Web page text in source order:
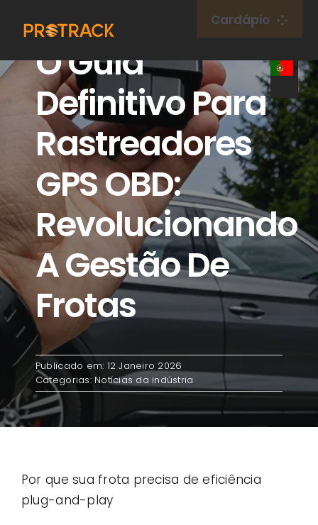
para
conteúdo
Cardápio
Lar
Rastreador GPS
Plataforma GPS
Cartão IoT
cobertura
Sobre nós
Contato
Casos de uso
O Guia
Definitivo Para
Rastreadores
GPS OBD:
Revolucionando
A Gestão De
Frotas
Publicado em: 12 Janeiro 2026
Categorias: Notícias da indústria
Por que sua frota precisa de eficiência
plug-and-play